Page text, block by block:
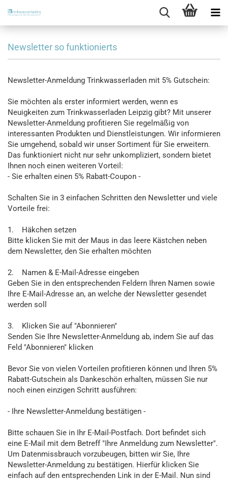
Newsletter so funktionierts
Newsletter-Anmeldung Trinkwasserladen mit 5% Gutschein:
Sie möchten als erster informiert werden, wenn es
Neuigkeiten zum Trinkwasserladen Leipzig gibt? Mit unserer
Newsletter-Anmeldung profitieren Sie regelmäßig von
interessanten Produkten und Dienstleistungen. Wir informieren
Sie umgehend, sobald wir unser Sortiment für Sie erweitern.
Das funktioniert nicht nur sehr unkompliziert, sondern bietet
Ihnen noch einen weiteren Vorteil:
- Sie erhalten einen 5% Rabatt-Coupon -
Schalten Sie in 3 einfachen Schritten den Newsletter und viele
Vorteile frei:
1. Häkchen setzen
Bitte klicken Sie mit der Maus in das leere Kästchen neben
dem Newsletter, den Sie erhalten möchten
2. Namen & E-Mail-Adresse eingeben
Geben Sie in den entsprechenden Feldern Ihren Namen sowie
Ihre E-Mail-Adresse an, an welche der Newsletter gesendet
werden soll
3. Klicken Sie auf "Abonnieren"
Senden Sie Ihre Newsletter-Anmeldung ab, indem Sie auf das
Feld "Abonnieren" klicken
Bevor Sie von vielen Vorteilen profitieren können und Ihren 5%
Rabatt-Gutschein als Dankeschön erhalten, müssen Sie nur
noch einen einzigen Schritt ausführen:
- Ihre Newsletter-Anmeldung bestätigen -
Bitte schauen Sie in Ihr E-Mail-Postfach. Dort befindet sich
eine E-Mail mit dem Betreff "Ihre Anmeldung zum Newsletter".
Um Datenmissbrauch vorzubeugen, bitten wir Sie, Ihre
Newsletter-Anmeldung zu bestätigen. Hierfür klicken Sie
einfach auf den entsprechenden Link in der E-Mail. Nun sind